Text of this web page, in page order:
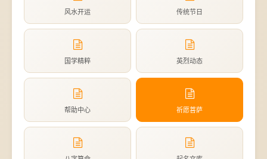
风水开运 传统节日
国学精粹 英烈动态
帮助中心 祈愿菩萨